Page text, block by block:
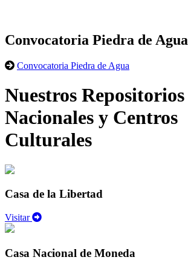
Convocatoria Piedra de Agua
Convocatoria Piedra de Agua
Nuestros Repositorios
Nacionales y Centros
Culturales
Casa de la Libertad
Visitar
Casa Nacional de Moneda